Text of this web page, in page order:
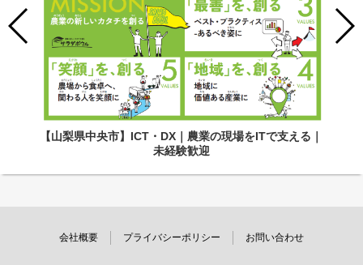
【山梨県中央市】ICT・DX｜農業の現場をITで支える｜
未経験歓迎
会社概要 プライバシーポリシー お問い合わせ